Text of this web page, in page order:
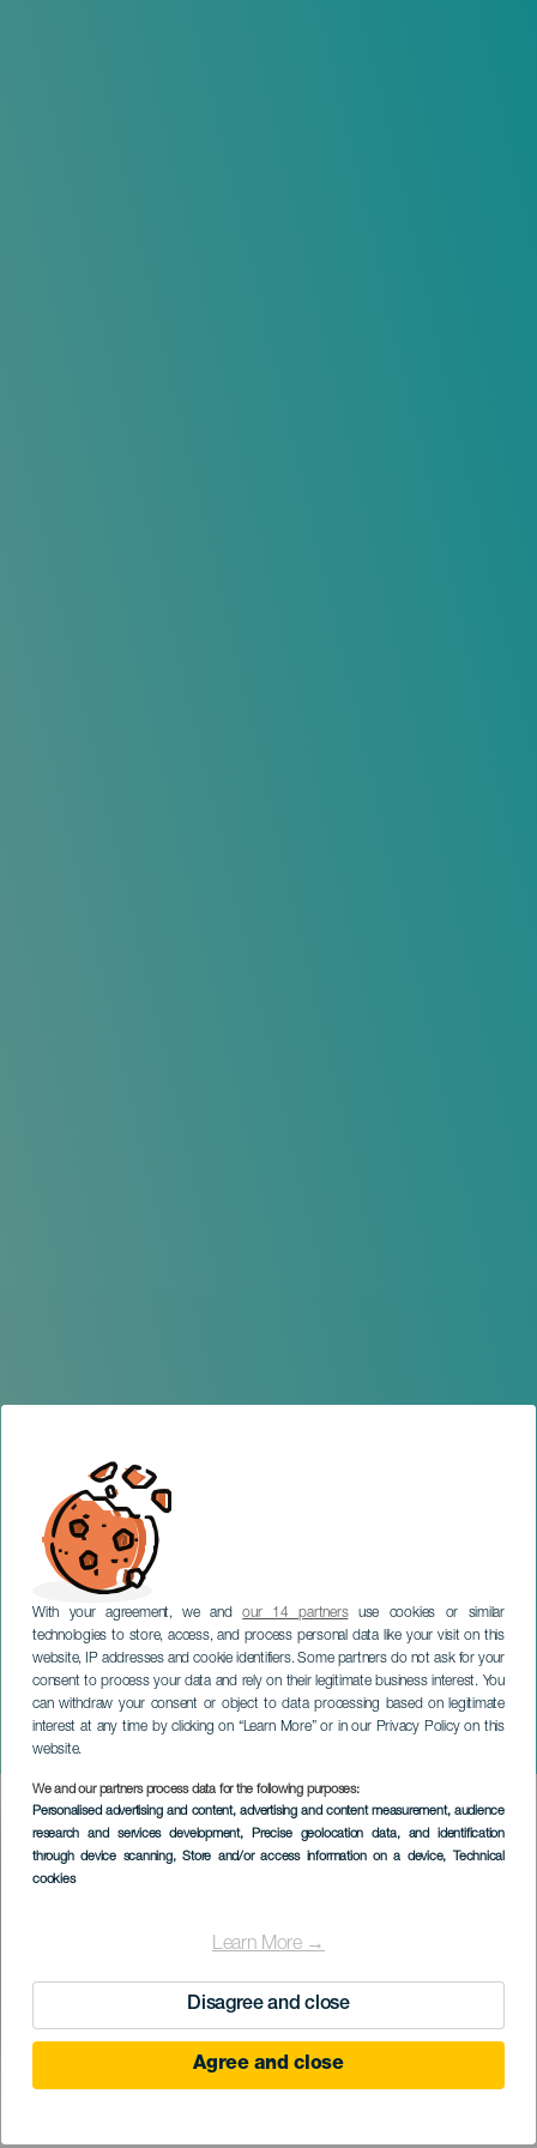
With your agreement, we andour 14 partnersuse cookies or similar
technologies to store, access, and process personal data like your visit on this
website, IP addresses and cookie identifiers. Some partners do not ask for your
consent to process your data and rely on their legitimate business interest. You
can withdraw your consent or object to data processing based on legitimate
interest at any time by clicking on “Learn More” or in our Privacy Policy on this
website.
We and our partners process data for the following purposes:
Personalised advertising and content, advertising and content measurement, audience
research and services development, Precise geolocation data, and identification
through device scanning, Store and/or access information on a device, Technical
cookies
Learn More →
Disagree and close
Agree and close
Lia Kali na koncertě
TENERIFE
Imagen
Listado